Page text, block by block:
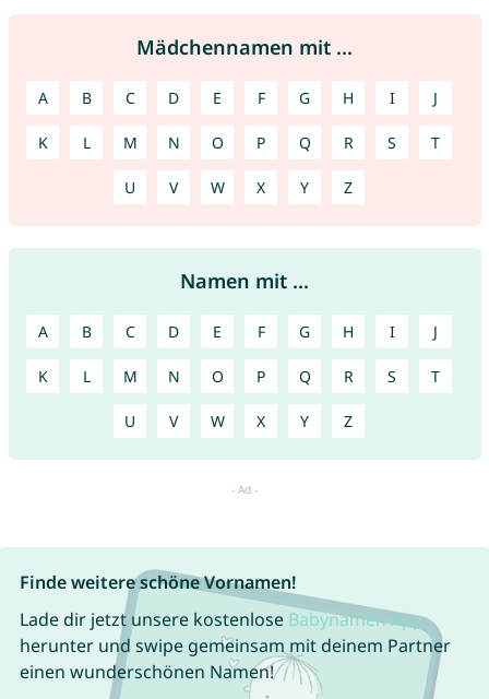
Mädchennamen mit ...
A B C D E F G H I J
K L M N O P Q R S T
U V W X Y Z
Namen mit ...
A B C D E F G H I J
K L M N O P Q R S T
U V W X Y Z
Finde weitere schöne Vornamen!
Lade dir jetzt unsere kostenlose Babynamen App
herunter und swipe gemeinsam mit deinem Partner
einen wunderschönen Namen!